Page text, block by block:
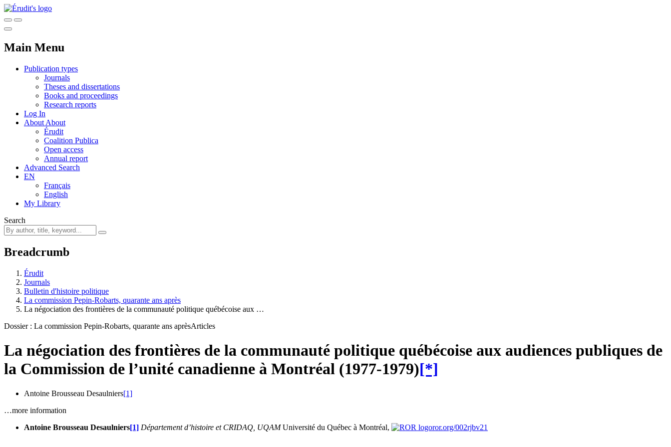
Main Menu
Publication types
Journals
Theses and dissertations
Books and proceedings
Research reports
Log In
About About
Érudit
Coalition Publica
Open access
Annual report
Advanced Search
EN
Français
English
My Library
Search
Breadcrumb
Érudit
Journals
Bulletin d'histoire politique
La commission Pepin-Robarts, quarante ans après
La négociation des frontières de la communauté politique québécoise aux …
Dossier : La commission Pepin-Robarts, quarante ans aprèsArticles
La négociation des frontières de la communauté politique québécoise aux audiences publiques de
la Commission de l’unité canadienne à Montréal (1977-1979)[*]
Antoine Brousseau Desaulniers[1]
…more information
Antoine Brousseau Desaulniers[1] Département d’histoire et CRIDAQ, UQAM Université du Québec à Montréal, ror.org/002rjbv21